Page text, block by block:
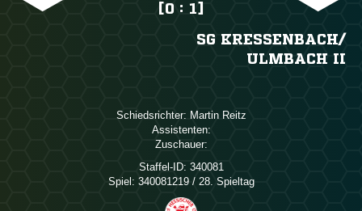
[0 : 1]
SG KRESSENBACH/​
ULMBACH II
Schiedsrichter:  
Assistenten:
Zuschauer:
Staffel-ID: 340081
Spiel: 340081219 / 28. Spieltag